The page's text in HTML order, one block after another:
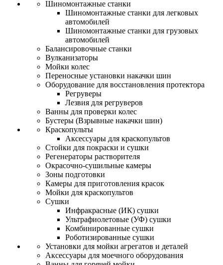
Шиномонтажные станки
Шиномонтажные станки для легковых
автомобилей
Шиномонтажные станки для грузовых
автомобилей
Балансировочные станки
Вулканизаторы
Мойки колес
Переносные установки накачки шин
Оборудование для восстановления протектора
Регруверы
Лезвия для регруверов
Ванны для проверки колес
Бустеры (Взрывные накачки шин)
Краскопульты
Аксессуары для краскопультов
Стойки для покраски и сушки
Регенераторы растворителя
Окрасочно-сушильные камеры
Зоны подготовки
Камеры для приготовления красок
Мойки для краскопультов
Сушки
Инфракрасные (ИК) сушки
Ультрафиолетовые (УФ) сушки
Комбинированные сушки
Роботизированные сушки
Установки для мойки агрегатов и деталей
Аксессуары для моечного оборудования